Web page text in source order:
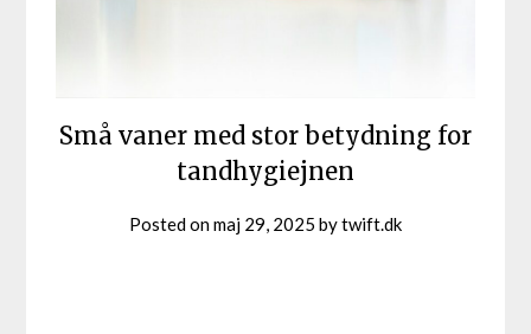
Små vaner med stor betydning for
tandhygiejnen
Posted onmaj 29, 2025 bytwift.dk